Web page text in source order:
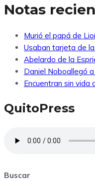
Notas
Murió el papá de
Usaban tarjeta de
Abelardo de la
Daniel Noboallegó
Encuentran sin
QuitoPress
Buscar